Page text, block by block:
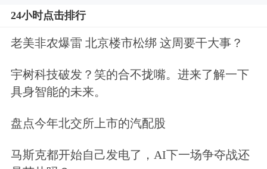
避”。
公开资料显示，陈群是一位从业多年的
股权投资人，目前仍担任多家公司的法
定代表人、股东和高管。陈群的另一个
身份是中资联创始人。根据公开报道，
2011年，中国网贷平台进入快速发展
24小时点击排行
老美非农爆雷 北京楼市松绑 这周要干大事？
宇树科技破发？笑的合不拢嘴。进来了解一下
具身智能的未来。
盘点今年北交所上市的汽配股
马斯克都开始自己发电了，AI下一场争夺战还